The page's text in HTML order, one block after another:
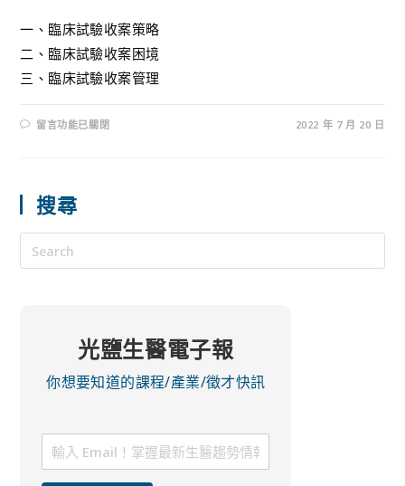
一、臨床試驗收案策略
二、臨床試驗收案困境
三、臨床試驗收案管理
留言功能已關閉 2022 年 7 月 20 日
搜尋
光鹽生醫電子報
你想要知道的課程/產業/徵才快訊